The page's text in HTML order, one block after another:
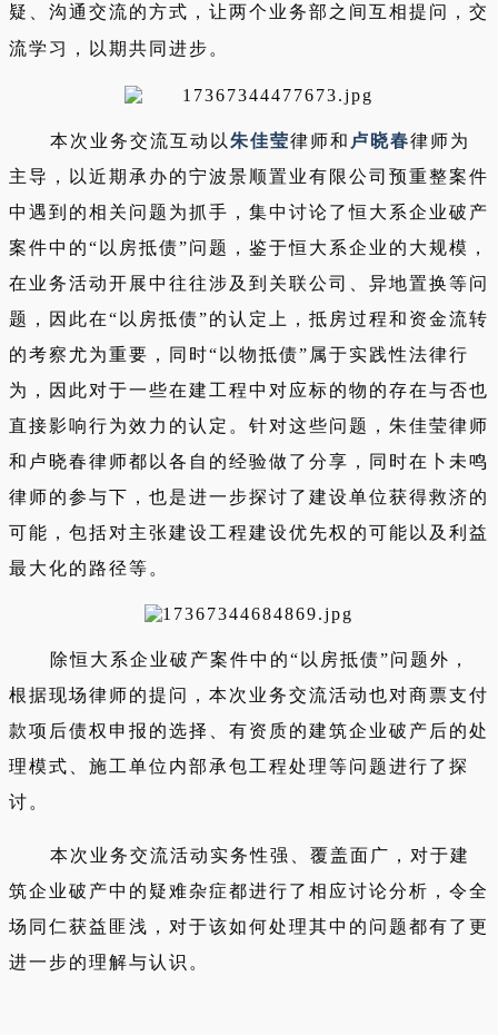
疑、沟通交流的方式，让两个业务部之间互相提问，交
流学习，以期共同进步。
本次业务交流互动以 朱佳莹律师和 卢晓春律师为
主导，以近期承办的宁波景顺置业有限公司预重整案件
中遇到的相关问题为抓手，集中讨论了恒大系企业破产
案件中的“以房抵债”问题，鉴于恒大系企业的大规模，
在业务活动开展中往往涉及到关联公司、异地置换等问
题，因此在“以房抵债”的认定上，抵房过程和资金流转
的考察尤为重要，同时“以物抵债”属于实践性法律行
为，因此对于一些在建工程中对应标的物的存在与否也
直接影响行为效力的认定。针对这些问题，朱佳莹律师
和卢晓春律师都以各自的经验做了分享，同时在卜未鸣
律师的参与下，也是进一步探讨了建设单位获得救济的
可能，包括对主张建设工程建设优先权的可能以及利益
最大化的路径等。
除恒大系企业破产案件中的“以房抵债”问题外，
根据现场律师的提问，本次业务交流活动也对商票支付
款项后债权申报的选择、有资质的建筑企业破产后的处
理模式、施工单位内部承包工程处理等问题进行了探
讨。
本次业务交流活动实务性强、覆盖面广，对于建
筑企业破产中的疑难杂症都进行了相应讨论分析，令全
场同仁获益匪浅，对于该如何处理其中的问题都有了更
进一步的理解与认识。